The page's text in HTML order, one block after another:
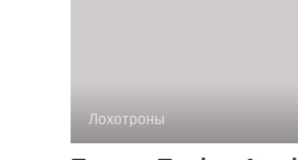
Лохотроны